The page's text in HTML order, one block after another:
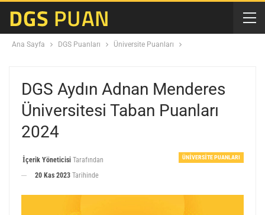
Ana Sayfa DGS Puanları Üniversite Puanları
DGS Aydın Adnan Menderes
Üniversitesi Taban Puanları
2024
ÜNIVERSITE PUANLARI
İçerik Yöneticisi Tarafından
20 Kas 2023 Tarihinde